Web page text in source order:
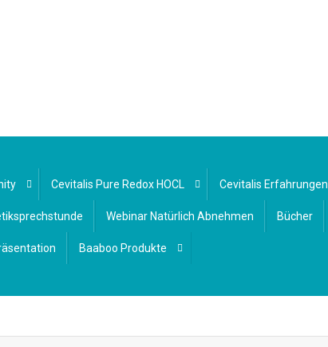
Cevitalis Pure Redox HOCL Cevitalis Erfahrungen
Webinar Natürlich Abnehmen Bücher
Baaboo Produkte